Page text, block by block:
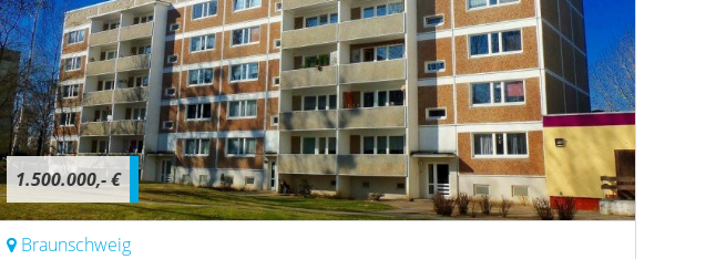
1.500.000,- €
Braunschweig